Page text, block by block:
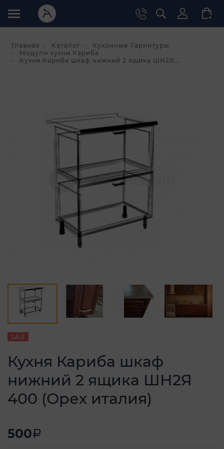
Главная Каталог
Кухонные Гарнитуры
Модули кухни Кариба
Кухня Кариба шкаф нижний 2 ящика ШН2Я...
SALE
Кухня Кариба шкаф
нижний 2 ящика ШН2Я
400 (Орех италия)
500a